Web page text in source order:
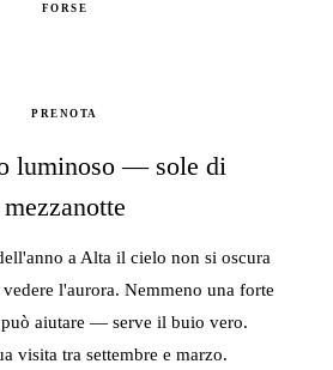
FORSE
PRENOTA
luminoso — sole di
mezzanotte
a Alta il cielo non si oscura
l'aurora. Nemmeno una forte
può aiutare — serve il buio vero.
visita tra settembre e marzo.